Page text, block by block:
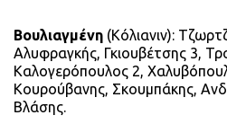
Βουλιαγμένη (Κόλιανιν):
Αλυφραγκής, Γκιουβέτσης 3,
Καλογερόπουλος 2,
Κουρούβανης, Σκουμπάκης,
Βλάσης.